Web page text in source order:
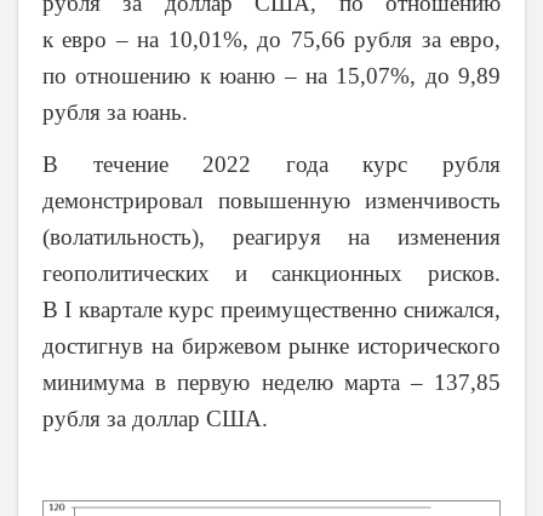
к евро – на 10,01%, до 75,66 рубля за евро,
по отношению к юаню – на 15,07%, до 9,89
рубля за юань.
В течение 2022 года курс рубля
демонстрировал повышенную изменчивость
(волатильность), реагируя на изменения
геополитических и санкционных рисков.
В I квартале курс преимущественно снижался,
достигнув на биржевом рынке исторического
минимума в первую неделю марта – 137,85
рубля за доллар США.